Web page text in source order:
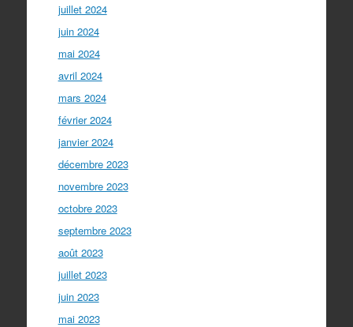
juillet 2024
juin 2024
mai 2024
avril 2024
mars 2024
février 2024
janvier 2024
décembre 2023
novembre 2023
octobre 2023
septembre 2023
août 2023
juillet 2023
juin 2023
mai 2023